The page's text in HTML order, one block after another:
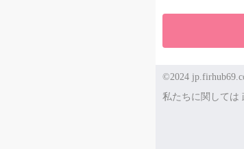
©2024
私たちに関しては